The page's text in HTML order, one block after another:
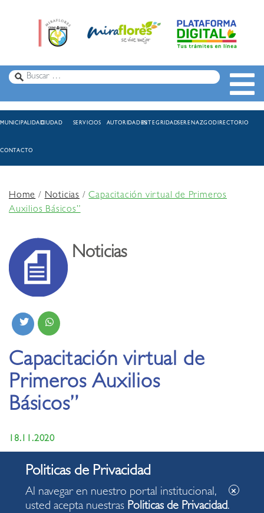
MUNICIPALIDADCIUDAD SERVICIOS AUTORIDADESINTEGRIDADSERENAZGODIRECTORIO
CONTACTO
Home/Noticias /Capacitación virtual de Primeros
Auxilios Básicos”
Noticias
Capacitación virtual de
Primeros Auxilios
Básicos”
18.11.2020
Al navegar en nuestro portal institucional,
usted acepta nuestras Politicas de Privacidad.